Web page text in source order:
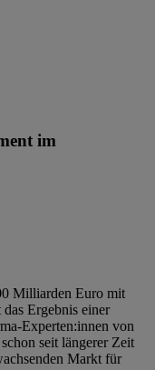
im
Milliarden Euro mit
Ergebnis einer
Experten:innen von
seit längerer Zeit
Markt für